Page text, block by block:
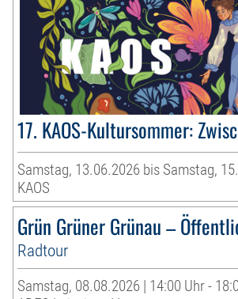
17. KAOS-Kultursommer:
Samstag, 13.06.2026 bis Samstag,
KAOS
Grün Grüner Grünau –
Radtour
Samstag, 08.08.2026 | 14:00 Uhr -